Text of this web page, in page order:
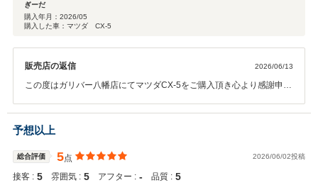
ぎーだ
購入年月： 2026/05
購入した車：マツダ CX-5
販売店の返信 2026/06/13
この度はガリバー八幡店にてマツダCX-5をご購入頂き心より感謝申し
中から当店へ大切な愛車をお任せ頂き私共も大変嬉しく思います。 ご
納車後も愛車のメンテナンス等でお困りの際は気兼ねなく当店へご相
ます。
予想以上
総合評価 5点 2026/06/02投稿
接客 : 5 雰囲気 : 5 アフター : ‐ 品質 : 5